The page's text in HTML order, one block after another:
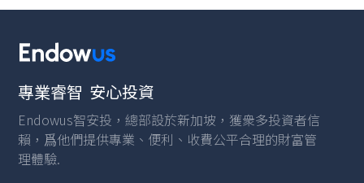
專業睿智 安心投資
Endowus智安投，總部設於新加坡，獲衆多投資者信
賴，爲他們提供專業、便利、收費公平合理的財富管
理體驗.